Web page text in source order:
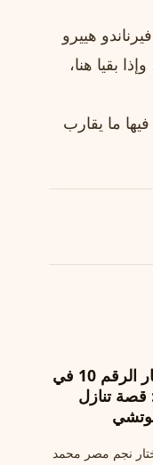
هييرو
بقيا هنا،
ريال مدريد يوم 7 يونيو 2026، ويشارك فيها ما يقارب
محمد صلاح يختار الرقم 10 في
تنازل
نجم مصر محمد